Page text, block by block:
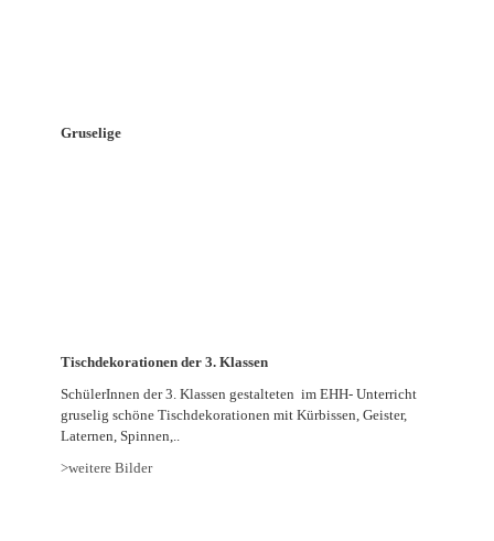
Gruselige
Tischdekorationen der 3. Klassen
SchülerInnen der 3. Klassen gestalteten im EHH- Unterricht
gruselig schöne Tischdekorationen mit Kürbissen, Geister,
Laternen, Spinnen,..
>weitere Bilder